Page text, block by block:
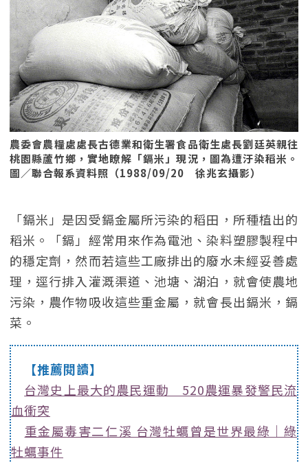
農委會農糧處處長古德業和衛生署食品衛生處長劉廷英親往
桃園縣蘆竹鄉，實地瞭解「鎘米」現況，圖為遭汙染稻米。
圖／聯合報系資料照（1988/09/20 徐兆玄攝影）
「鎘米」是因受鎘金屬所污染的稻田，所種植出的
稻米。「鎘」經常用來作為電池、染料塑膠製程中
的穩定劑，然而若這些工廠排出的廢水未經妥善處
理，逕行排入灌溉渠道、池塘、湖泊，就會使農地
污染，農作物吸收這些重金屬，就會長出鎘米，鎘
菜。
【推薦閱讀】
台灣史上最大的農民運動 520農運暴發警民流
血衝突
重金屬毒害二仁溪 台灣牡蠣曾是世界最綠｜綠
牡蠣事件